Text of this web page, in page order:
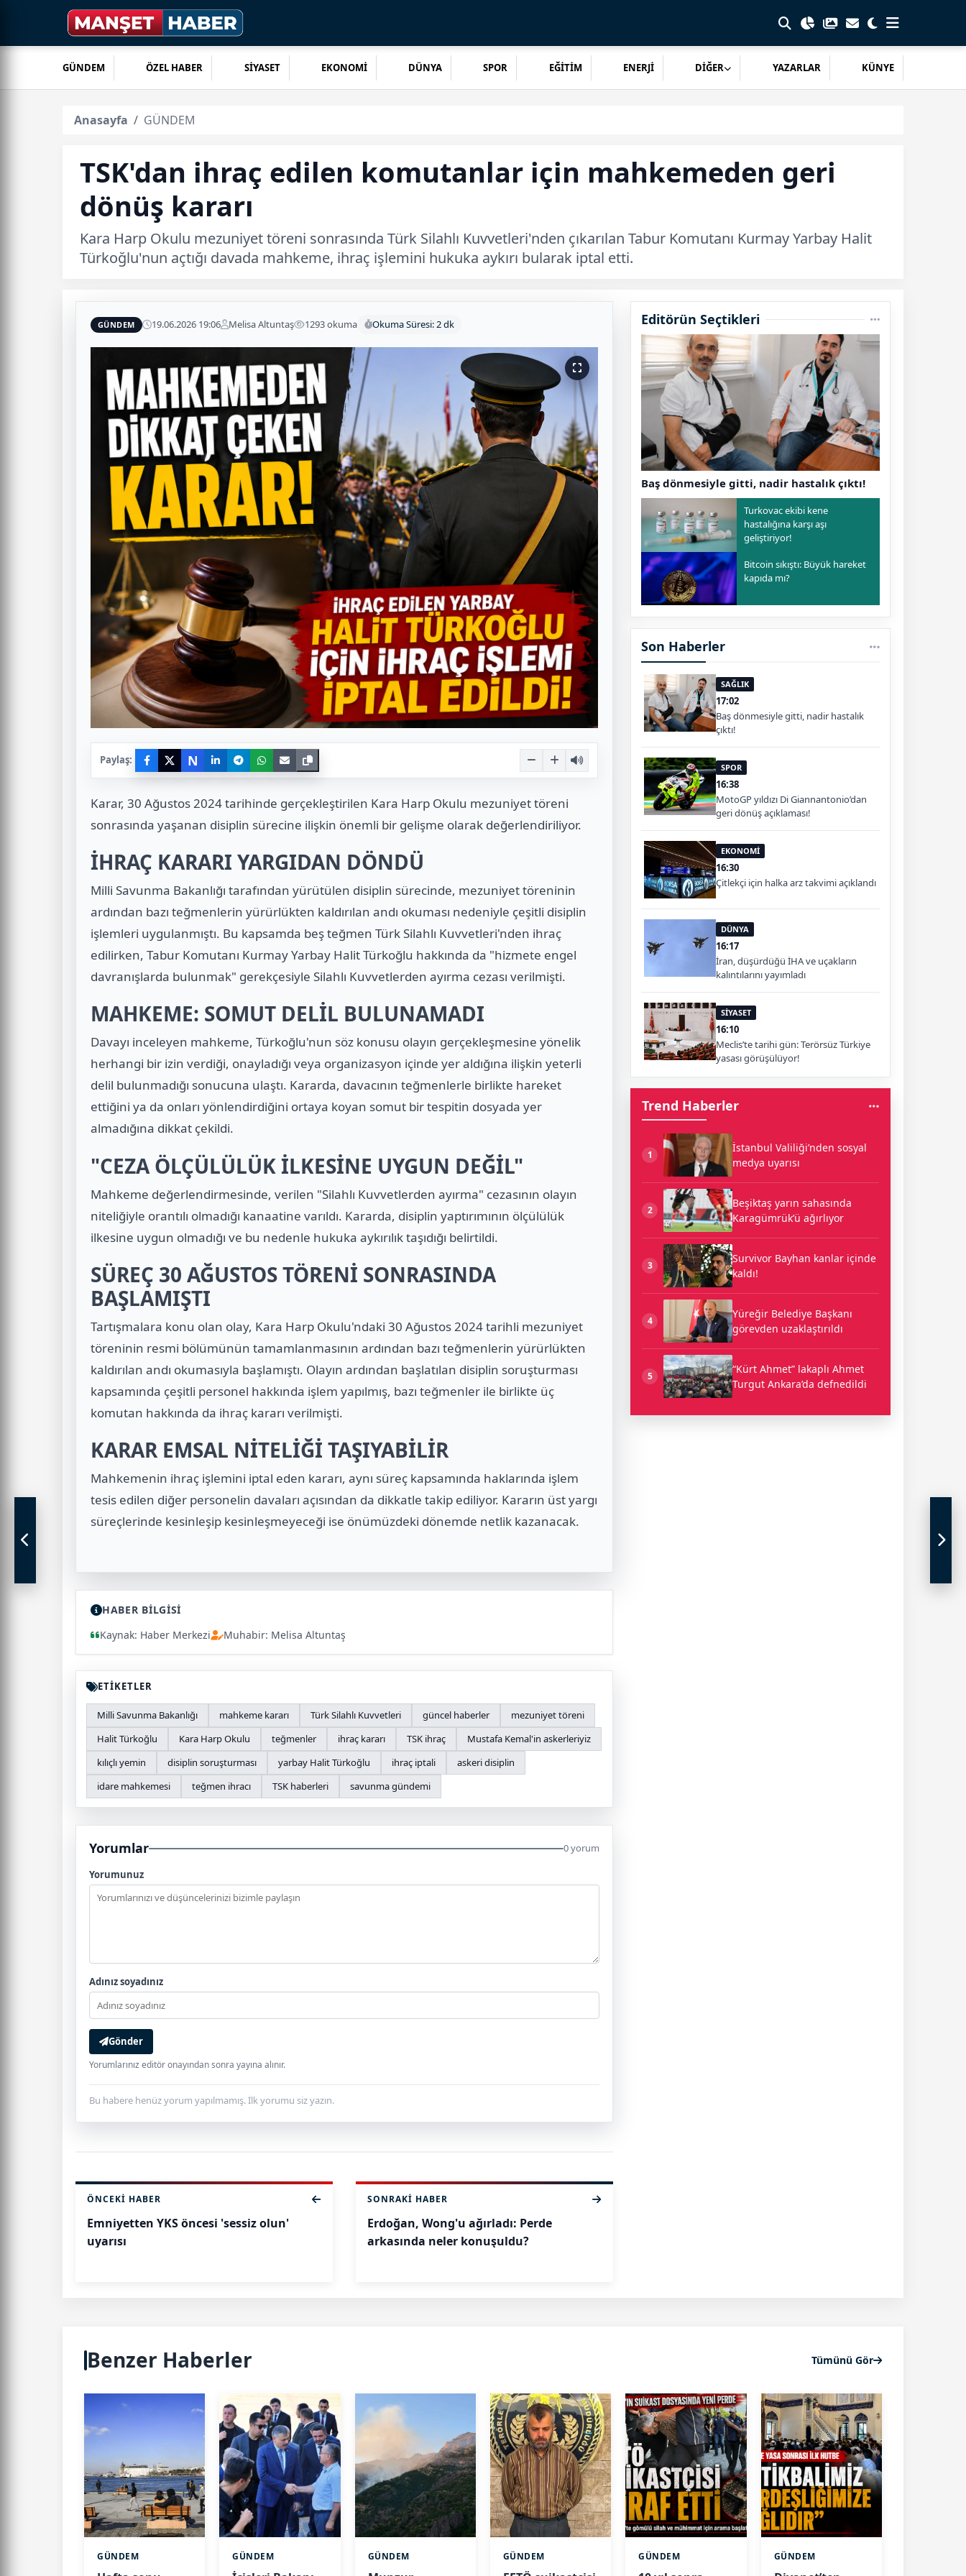
GÜNDEM ÖZEL HABER SİYASET EKONOMİ DÜNYA SPOR EĞİTİM ENERJİ DİĞER YAZARLAR KÜNYE
Anasayfa GÜNDEM
TSK'dan ihraç edilen komutanlar için mahkemeden geri
dönüş kararı
Kara Harp Okulu mezuniyet töreni sonrasında Türk Silahlı Kuvvetleri'nden çıkarılan Tabur Komutanı Kurmay Yarbay Halit
Türkoğlu'nun açtığı davada mahkeme, ihraç işlemini hukuka aykırı bularak iptal etti.
GÜNDEM 19.06.2026 19:06 Melisa Altuntaş 1293 okuma Okuma Süresi: 2 dk
Paylaş: N
Karar, 30 Ağustos 2024 tarihinde gerçekleştirilen Kara Harp Okulu mezuniyet töreni
sonrasında yaşanan disiplin sürecine ilişkin önemli bir gelişme olarak değerlendiriliyor.
İHRAÇ KARARI YARGIDAN DÖNDÜ
Milli Savunma Bakanlığı tarafından yürütülen disiplin sürecinde, mezuniyet töreninin
ardından bazı teğmenlerin yürürlükten kaldırılan andı okuması nedeniyle çeşitli disiplin
işlemleri uygulanmıştı. Bu kapsamda beş teğmen Türk Silahlı Kuvvetleri'nden ihraç
edilirken, Tabur Komutanı Kurmay Yarbay Halit Türkoğlu hakkında da "hizmete engel
davranışlarda bulunmak" gerekçesiyle Silahlı Kuvvetlerden ayırma cezası verilmişti.
MAHKEME: SOMUT DELİL BULUNAMADI
Davayı inceleyen mahkeme, Türkoğlu'nun söz konusu olayın gerçekleşmesine yönelik
herhangi bir izin verdiği, onayladığı veya organizasyon içinde yer aldığına ilişkin yeterli
delil bulunmadığı sonucuna ulaştı. Kararda, davacının teğmenlerle birlikte hareket
ettiğini ya da onları yönlendirdiğini ortaya koyan somut bir tespitin dosyada yer
almadığına dikkat çekildi.
"CEZA ÖLÇÜLÜLÜK İLKESİNE UYGUN DEĞİL"
Mahkeme değerlendirmesinde, verilen "Silahlı Kuvvetlerden ayırma" cezasının olayın
niteliğiyle orantılı olmadığı kanaatine varıldı. Kararda, disiplin yaptırımının ölçülülük
ilkesine uygun olmadığı ve bu nedenle hukuka aykırılık taşıdığı belirtildi.
SÜREÇ 30 AĞUSTOS TÖRENİ SONRASINDA
BAŞLAMIŞTI
Tartışmalara konu olan olay, Kara Harp Okulu'ndaki 30 Ağustos 2024 tarihli mezuniyet
töreninin resmi bölümünün tamamlanmasının ardından bazı teğmenlerin yürürlükten
kaldırılan andı okumasıyla başlamıştı. Olayın ardından başlatılan disiplin soruşturması
kapsamında çeşitli personel hakkında işlem yapılmış, bazı teğmenler ile birlikte üç
komutan hakkında da ihraç kararı verilmişti.
KARAR EMSAL NİTELİĞİ TAŞIYABİLİR
Mahkemenin ihraç işlemini iptal eden kararı, aynı süreç kapsamında haklarında işlem
tesis edilen diğer personelin davaları açısından da dikkatle takip ediliyor. Kararın üst yargı
süreçlerinde kesinleşip kesinleşmeyeceği ise önümüzdeki dönemde netlik kazanacak.
HABER BİLGİSİ
Kaynak: Haber Merkezi
Muhabir: Melisa Altuntaş
ETİKETLER
Milli Savunma Bakanlığı mahkeme kararı Türk Silahlı Kuvvetleri güncel haberler
mezuniyet töreni
Halit Türkoğlu
Kara Harp Okulu teğmenler ihraç kararı TSK ihraç
Mustafa Kemal'in askerleriyiz
kılıçlı yemin
disiplin soruşturması yarbay Halit Türkoğlu ihraç iptali
askeri disiplin
idare mahkemesi
teğmen ihracı TSK haberleri savunma gündemi
Yorumlar 0 yorum
Yorumunuz
Adınız soyadınız
Gönder
Yorumlarınız editör onayından sonra yayına alınır.
Bu habere henüz yorum yapılmamış. İlk yorumu siz yazın.
ÖNCEKI HABER
Emniyetten YKS öncesi 'sessiz olun'
uyarısı
SONRAKI HABER
Erdoğan, Wong'u ağırladı: Perde
arkasında neler konuşuldu?
Editörün Seçtikleri
Baş dönmesiyle gitti, nadir hastalık çıktı!
Turkovac ekibi kene
hastalığına karşı aşı
geliştiriyor!
Bitcoin sıkıştı: Büyük hareket
kapıda mı?
Son Haberler
SAĞLIK
17:02
Baş dönmesiyle gitti, nadir hastalık
çıktı!
SPOR
16:38
MotoGP yıldızı Di Giannantonio’dan
geri dönüş açıklaması!
EKONOMİ
16:30
Çitlekçi için halka arz takvimi açıklandı
DÜNYA
16:17
İran, düşürdüğü İHA ve uçakların
kalıntılarını yayımladı
SİYASET
16:10
Meclis’te tarihi gün: Terörsüz Türkiye
yasası görüşülüyor!
Trend Haberler
1
İstanbul Valiliği’nden sosyal
medya uyarısı
2
Beşiktaş yarın sahasında
Karagümrük’ü ağırlıyor
3
Survivor Bayhan kanlar içinde
kaldı!
4
Yüreğir Belediye Başkanı
görevden uzaklaştırıldı
5
“Kürt Ahmet” lakaplı Ahmet
Turgut Ankara’da defnedildi
Benzer Haberler Tümünü Gör
GÜNDEM GÜNDEM GÜNDEM GÜNDEM GÜNDEM GÜNDEM